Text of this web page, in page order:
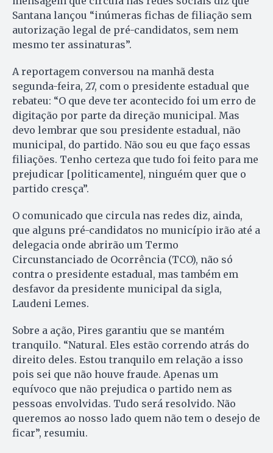
Santana lançou “inúmeras fichas de filiação sem
autorização legal de pré-candidatos, sem nem
mesmo ter assinaturas”.
A reportagem conversou na manhã desta
segunda-feira, 27, com o presidente estadual que
rebateu: “O que deve ter acontecido foi um erro de
digitação por parte da direção municipal. Mas
devo lembrar que sou presidente estadual, não
municipal, do partido. Não sou eu que faço essas
filiações. Tenho certeza que tudo foi feito para me
prejudicar [politicamente], ninguém quer que o
partido cresça”.
O comunicado que circula nas redes diz, ainda,
que alguns pré-candidatos no município irão até a
delegacia onde abrirão um Termo
Circunstanciado de Ocorrência (TCO), não só
contra o presidente estadual, mas também em
desfavor da presidente municipal da sigla,
Laudeni Lemes.
Sobre a ação, Pires garantiu que se mantém
tranquilo. “Natural. Eles estão correndo atrás do
direito deles. Estou tranquilo em relação a isso
pois sei que não houve fraude. Apenas um
equívoco que não prejudica o partido nem as
pessoas envolvidas. Tudo será resolvido. Não
queremos ao nosso lado quem não tem o desejo de
ficar”, resumiu.